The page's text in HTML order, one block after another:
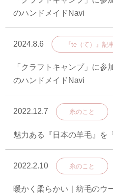
のハンドメイドNavi
2024.8.6 『te（て）』記
「クラフトキャンプ」に
のハンドメイドNavi
2022.12.7 糸のこと
魅力ある『日本の羊毛』を
2022.2.10 糸のこと
暖かく柔らかい｜紡毛のウ